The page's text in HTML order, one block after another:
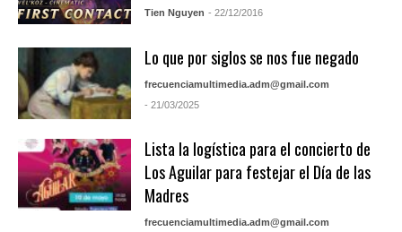
Tien Nguyen - 22/12/2016
Lo que por siglos se nos fue negado
frecuenciamultimedia.adm@gmail.com
- 21/03/2025
Lista la logística para el concierto de
Los Aguilar para festejar el Día de las
Madres
frecuenciamultimedia.adm@gmail.com